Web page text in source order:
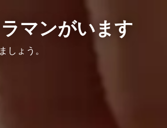
マンがいます
しょう。